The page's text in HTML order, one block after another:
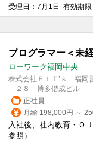
受理日：7月1日 有効期限
プログラマー＜未
ローワーク福岡中央
株式会社ＦＩＴ’ｓ 福岡
－２８ 博多偕成ビル
正社員
月給 198,000円 ～
入社後、社内教育・Ｏ
参照）